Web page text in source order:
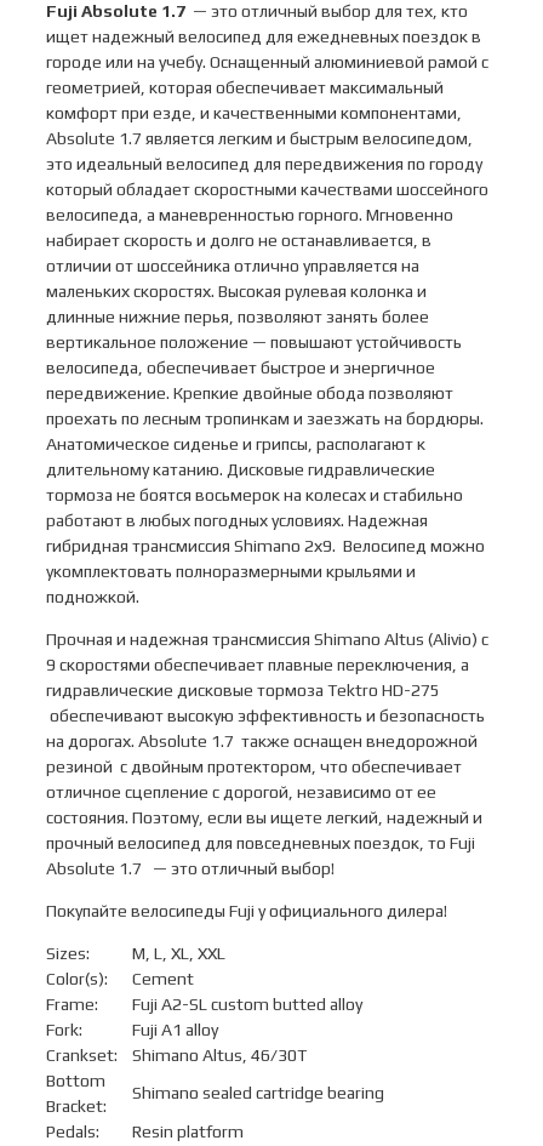
1.7
USA
A2-
SL
р.
19
цв.
теплый
металлик
700x35c
Fuji Absolute 1.7 — это отличный выбор для тех, кто
ищет надежный велосипед для ежедневных поездок в
городе или на учебу. Оснащенный алюминиевой рамой с
геометрией, которая обеспечивает максимальный
комфорт при езде, и качественными компонентами,
Absolute 1.7 является легким и быстрым велосипедом,
это идеальный велосипед для передвижения по городу
который обладает скоростными качествами шоссейного
велосипеда, а маневренностью горного. Мгновенно
набирает скорость и долго не останавливается, в
отличии от шоссейника отлично управляется на
маленьких скоростях. Высокая рулевая колонка и
длинные нижние перья, позволяют занять более
вертикальное положение — повышают устойчивость
велосипеда, обеспечивает быстрое и энергичное
передвижение. Крепкие двойные обода позволяют
проехать по лесным тропинкам и заезжать на бордюры.
Анатомическое сиденье и грипсы, располагают к
длительному катанию. Дисковые гидравлические
тормоза не боятся восьмерок на колесах и стабильно
работают в любых погодных условиях. Надежная
гибридная трансмиссия Shimano 2х9. Велосипед можно
укомплектовать полноразмерными крыльями и
подножкой.
Прочная и надежная трансмиссия Shimano Altus (Alivio) с
9 скоростями обеспечивает плавные переключения, а
гидравлические дисковые тормоза Tektro HD-275
обеспечивают высокую эффективность и безопасность
на дорогах. Absolute 1.7 также оснащен внедорожной
резиной с двойным протектором, что обеспечивает
отличное сцепление с дорогой, независимо от ее
состояния. Поэтому, если вы ищете легкий, надежный и
прочный велосипед для повседневных поездок, то Fuji
Absolute 1.7 — это отличный выбор!
Покупайте велосипеды Fuji у официального дилера!
Sizes:
M, L, XL, XXL
Color(s):
Cement
Frame:
Fuji A2-SL custom butted alloy
Fork:
Fuji A1 alloy
Crankset:
Shimano Altus, 46/30T
Bottom
Bracket:
Shimano sealed cartridge bearing
Pedals:
Resin platform